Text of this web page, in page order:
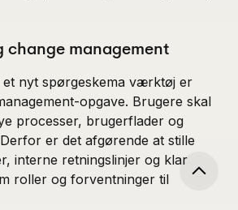
change management
nyt spørgeskema værktøj er
opgave. Brugere skal
processer, brugerflader og
er det afgørende at stille
interne retningslinjer og klar
roller og forventninger til